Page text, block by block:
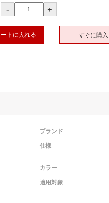
- +
ートに入れる すぐに購入
ブランド
仕様
カラー
適用対象